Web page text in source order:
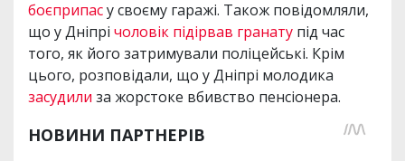
боєприпасу своєму гаражі. Також повідомляли,
що у Дніпрі чоловік підірвав гранату під час
того, як його затримували поліцейські. Крім
цього, розповідали, що у Дніпрі молодика
засудили за жорстоке вбивство пенсіонера.